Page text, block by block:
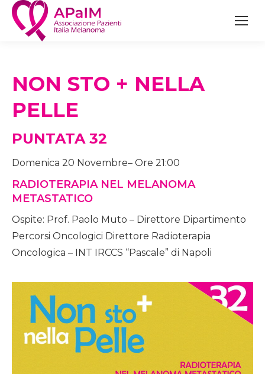
NON STO + NELLA
PELLE
PUNTATA 32
Domenica 20 Novembre– Ore 21:00
RADIOTERAPIA NEL MELANOMA
METASTATICO
Ospite: Prof. Paolo Muto – Direttore Dipartimento
Percorsi Oncologici Direttore Radioterapia
Oncologica – INT IRCCS “Pascale” di Napoli